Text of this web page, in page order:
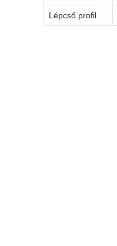
Lépcső profil